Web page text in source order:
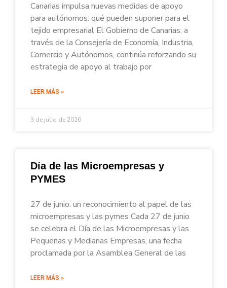
Canarias impulsa nuevas medidas de apoyo
para autónomos: qué pueden suponer para el
tejido empresarial El Gobierno de Canarias, a
través de la Consejería de Economía, Industria,
Comercio y Autónomos, continúa reforzando su
estrategia de apoyo al trabajo por
LEER MÁS »
3 de julio de 2026
Día de las Microempresas y
PYMES
27 de junio: un reconocimiento al papel de las
microempresas y las pymes Cada 27 de junio
se celebra el Día de las Microempresas y las
Pequeñas y Medianas Empresas, una fecha
proclamada por la Asamblea General de las
LEER MÁS »